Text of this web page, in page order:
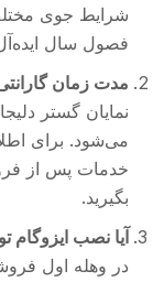
شرایط جوی
فصول سال
مدت زمان
نمایان گستر
می‌شود. برای
خدمات پس از
بگیرید.
آیا نصب
در وهله اول